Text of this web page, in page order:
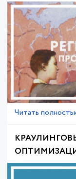
Читать